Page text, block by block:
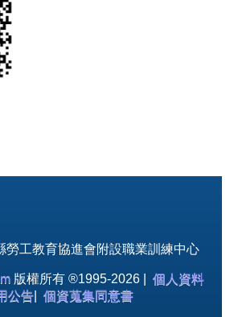
勞工教育協進會附設職業訓練中心
版權所有 ®1995-2026 | 個人資料
公告
個資蒐集同意書